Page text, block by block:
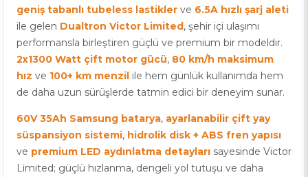
geniş tabanlı tubeless lastikler ve 6.5A hızlı şarj aleti
ile gelen Dualtron Victor Limited, şehir içi ulaşımı
performansla birleştiren güçlü ve premium bir modeldir.
2x1300 Watt çift motor gücü, 80 km/h maksimum
hız ve 100+ km menzil ile hem günlük kullanımda hem
de daha uzun sürüşlerde tatmin edici bir deneyim sunar.
60V 35Ah Samsung batarya, ayarlanabilir çift yay
süspansiyon sistemi, hidrolik disk + ABS fren yapısı
ve premium LED aydınlatma detayları sayesinde Victor
Limited; güçlü hızlanma, dengeli yol tutuşu ve daha